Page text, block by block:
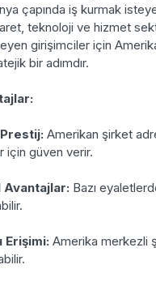
çapında iş kurmak
teknoloji ve hizmet
girişimciler için
bir adımdır.
Amerikan şirket
için güven verir.
Bazı
Erişimi: Amerika merkezli